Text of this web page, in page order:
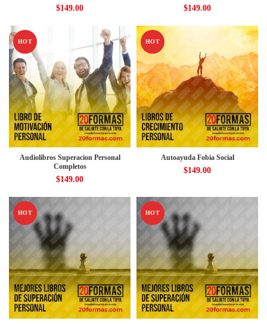
$149.00 $149.00
HOT
Audiolibros Superacion Personal
Completos
$149.00
HOT
Autoayuda Fobia Social
$149.00
HOT HOT